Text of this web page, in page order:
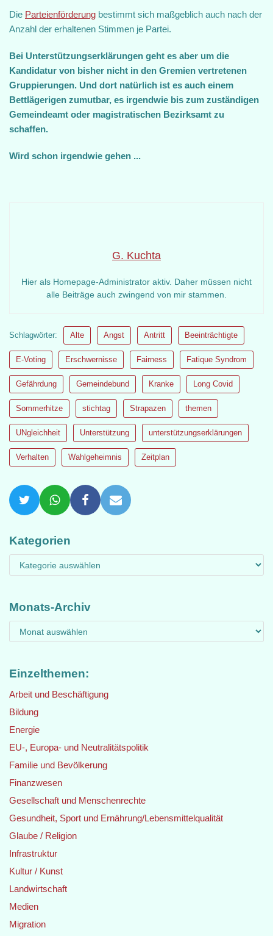
Die Parteienförderung bestimmt sich maßgeblich auch nach der
Anzahl der erhaltenen Stimmen je Partei.
Bei Unterstützungserklärungen geht es aber um die
Kandidatur von bisher nicht in den Gremien vertretenen
Gruppierungen. Und dort natürlich ist es auch einem
Bettlägerigen zumutbar, es irgendwie bis zum zuständigen
Gemeindeamt oder magistratischen Bezirksamt zu
schaffen.
Wird schon irgendwie gehen ...
G. Kuchta
Hier als Homepage-Administrator aktiv. Daher müssen nicht
alle Beiträge auch zwingend von mir stammen.
Schlagwörter: Alte Angst Antritt Beeinträchtigte
E-Voting Erschwernisse Fairness Fatique Syndrom
Gefährdung Gemeindebund Kranke Long Covid
Sommerhitze stichtag Strapazen themen
UNgleichheit Unterstützung unterstützungserklärungen
Verhalten Wahlgeheimnis Zeitplan
Kategorien
Monats-Archiv
Einzelthemen:
Arbeit und Beschäftigung
Bildung
Energie
EU-, Europa- und Neutralitätspolitik
Familie und Bevölkerung
Finanzwesen
Gesellschaft und Menschenrechte
Gesundheit, Sport und Ernährung/Lebensmittelqualität
Glaube / Religion
Infrastruktur
Kultur / Kunst
Landwirtschaft
Medien
Migration